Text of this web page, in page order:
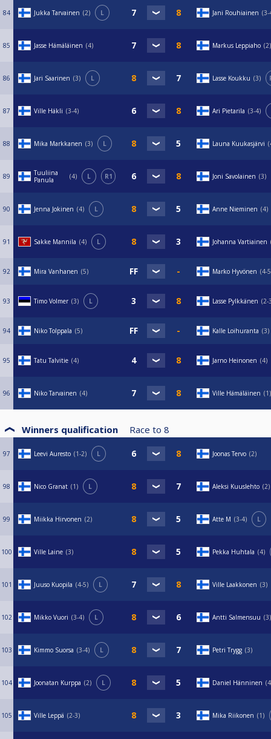
84 Jukka Tarvainen 2 L Jani Rouhiainen 3-
85 Jasse Hämäläinen 4 Markus Leppiaho 2
86 Jari Saarinen 3 L Lasse Koukku 3
87 Ville Häkli 3-4 Ari Pietarila 3-4
88 Mika Markkanen 3 L Launa Kuukasjärvi
89
Tuuliina
Panula
4 L R1 Joni Savolainen 3
90 Jenna Jokinen 4 L Anne Nieminen 4
91 Sakke Mannila 4 L Johanna Vartiainen
92 Mira Vanhanen 5 Marko Hyvönen 4-5
93 Timo Volmer 3 L Lasse Pylkkänen 2-
94 Niko Tolppala 5 Kalle Loihuranta 3
95 Tatu Talvitie 4 Jarno Heinonen 4
96 Niko Tarvainen 4 Ville Hämäläinen 1
Winners qualification Race to 8
97 Leevi Auresto 1-2 L Joonas Tervo 2
98 Nico Granat 1 L Aleksi Kuuslehto 2
99 Miikka Hirvonen 2 Atte M 3-4 L
100 Ville Laine 3 Pekka Huhtala 4
101 Juuso Kuopila 4-5 L Ville Laakkonen 3
102 Mikko Vuori 3-4 L Antti Salmensuu 3
103 Kimmo Suorsa 3-4 L Petri Trygg 3
104 Joonatan Kurppa 2 L Daniel Hänninen 4
105 Ville Leppä 2-3 Mika Riikonen 1